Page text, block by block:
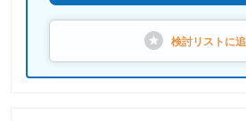
検討リストに